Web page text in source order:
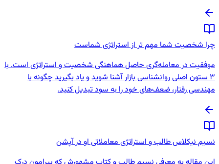
چرا شخصیت شما مهم تر از استراتژی شماست
موفقیت در معامله‌گری حاصل هماهنگی شخصیت و استراتژی است. با
3 ستون اصلی روانشناسی بازار آشنا شوید و یاد بگیرید چگونه با
مهندسی رفتار، ضعف‌های خود را به سود تبدیل کنید.
نسیم نیکلاس طالب و استراتژی معاملاتی او در آپشن